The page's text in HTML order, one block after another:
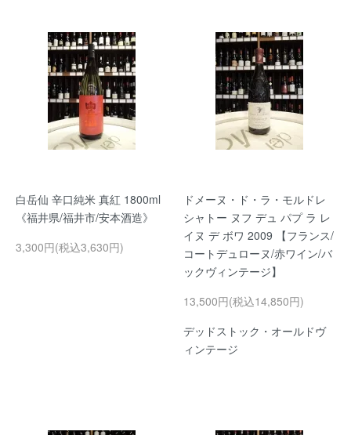
白岳仙 辛口純米 真紅 1800ml
《福井県/福井市/安本酒造》
3,300円(税込3,630円)
ドメーヌ・ド・ラ・モルドレ
シャトー ヌフ デュ パプ ラ レ
イヌ デ ボワ 2009 【フランス/
コートデュローヌ/赤ワイン/バ
ックヴィンテージ】
13,500円(税込14,850円)
デッドストック・オールドヴ
ィンテージ